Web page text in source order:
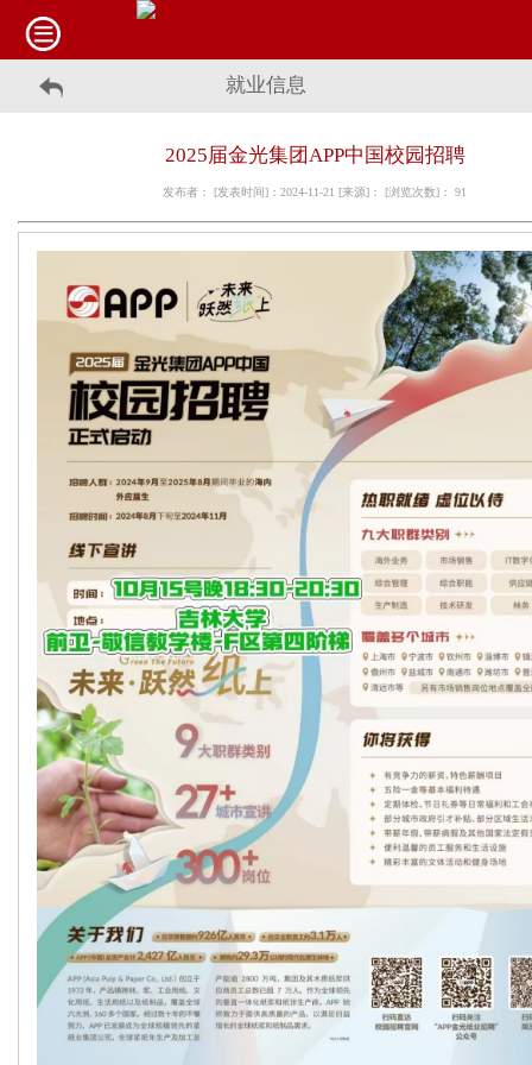
就业信息
2025届金光集团APP中国校园招聘
发布者： [发表时间]：2024-11-21 [来源]： [浏览次数]： 91